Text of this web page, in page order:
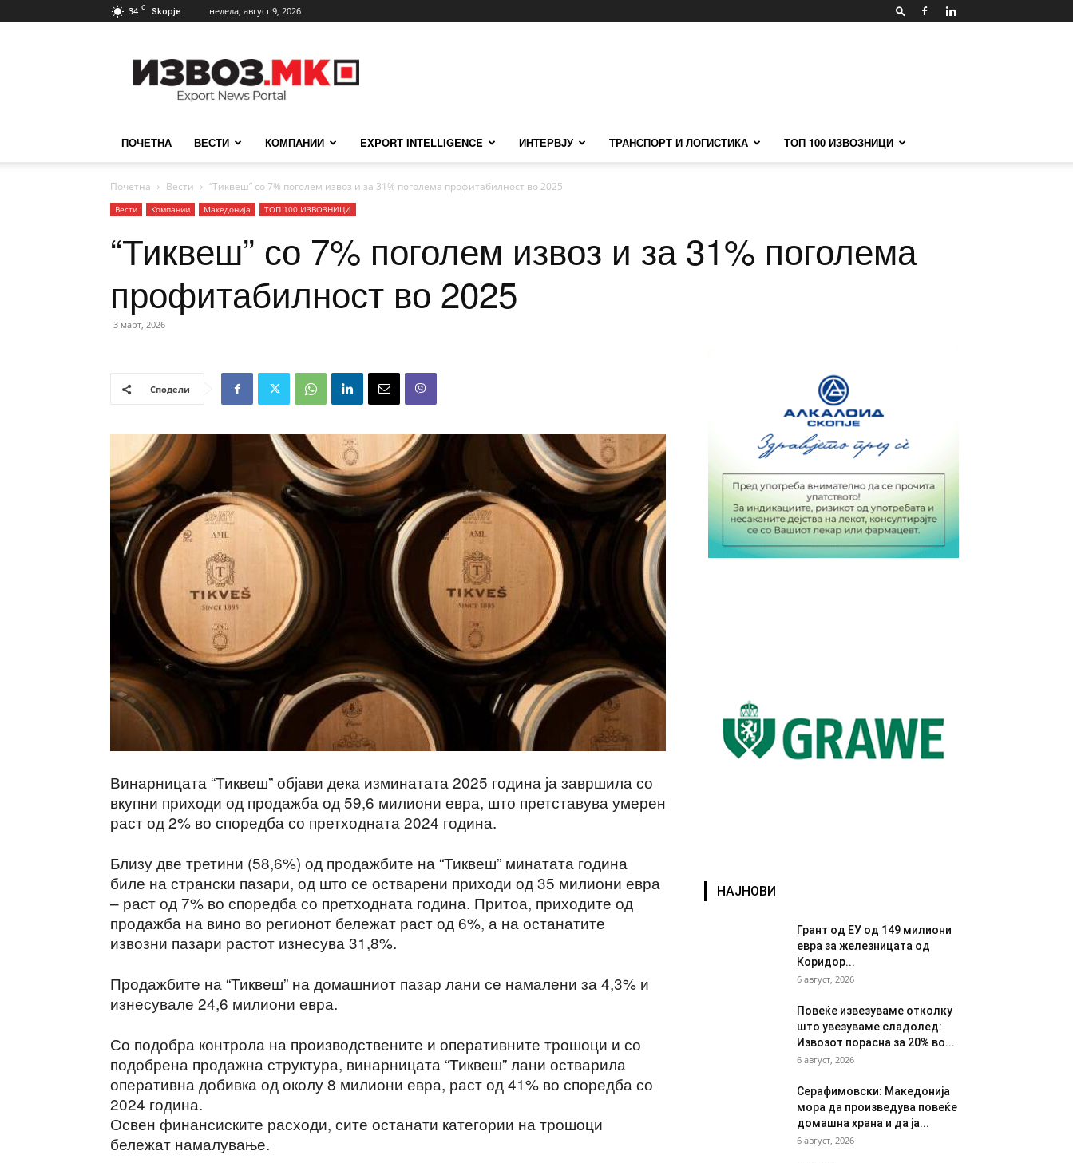
34 C Skopje недела, август 9, 2026
ПОЧЕТНА ВЕСТИ КОМПАНИИ EXPORT INTELLIGENCE ИНТЕРВЈУ ТРАНСПОРТ И ЛОГИСТИКА ТОП 100 ИЗВОЗНИЦИ
Почетна Вести “Тиквеш” со 7% поголем извоз и за 31% поголема профитабилност во 2025
Вести Компании Македонија ТОП 100 ИЗВОЗНИЦИ
“Тиквеш” со 7% поголем извоз и за 31% поголема
профитабилност во 2025
3 март, 2026
Сподели
Винарницата “Тиквеш” објави дека изминатата 2025 година ја завршила со
вкупни приходи од продажба од 59,6 милиони евра, што претставува умерен
раст од 2% во споредба со претходната 2024 година.
Близу две третини (58,6%) од продажбите на “Тиквеш” минатата година
биле на странски пазари, од што се остварени приходи од 35 милиони евра
– раст од 7% во споредба со претходната година. Притоа, приходите од
продажба на вино во регионот бележат раст од 6%, а на останатите
извозни пазари растот изнесува 31,8%.
Продажбите на “Тиквеш” на домашниот пазар лани се намалени за 4,3% и
изнесувале 24,6 милиони евра.
Со подобра контрола на производствените и оперативните трошоци и со
подобрена продажна структура, винарницата “Тиквеш” лани остварила
оперативна добивка од околу 8 милиони евра, раст од 41% во споредба со
2024 година.
Освен финансиските расходи, сите останати категории на трошоци
бележат намалување.
НАЈНОВИ
Грант од ЕУ од 149 милиони
евра за железницата од
Коридор...
6 август, 2026
Повеќе извезуваме отколку
што увезуваме сладолед:
Извозот порасна за 20% во...
6 август, 2026
Серафимовски: Македонија
мора да произведува повеќе
домашна храна и да ја...
6 август, 2026